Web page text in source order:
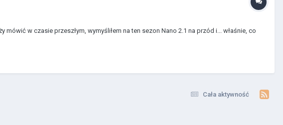
w czasie przeszłym, wymyśliłem na ten sezon Nano 2.1 na przód i... właśnie, co
Cała aktywność